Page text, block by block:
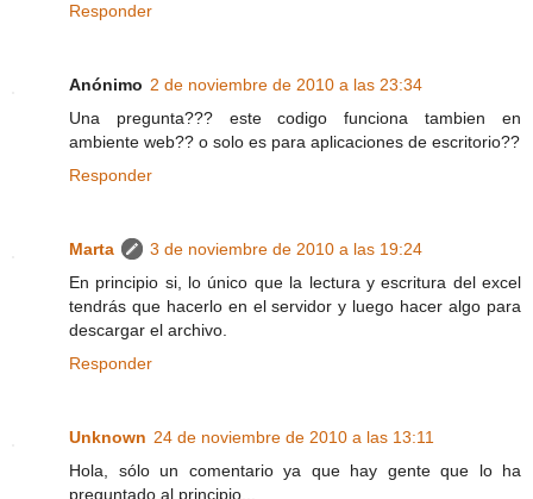
Responder
Anónimo 2 de noviembre de 2010 a las 23:34
Una pregunta??? este codigo funciona tambien en
ambiente web?? o solo es para aplicaciones de escritorio??
Responder
Marta
3 de noviembre de 2010 a las 19:24
En principio si, lo único que la lectura y escritura del excel
tendrás que hacerlo en el servidor y luego hacer algo para
descargar el archivo.
Responder
Unknown 24 de noviembre de 2010 a las 13:11
Hola, sólo un comentario ya que hay gente que lo ha
preguntado al principio...